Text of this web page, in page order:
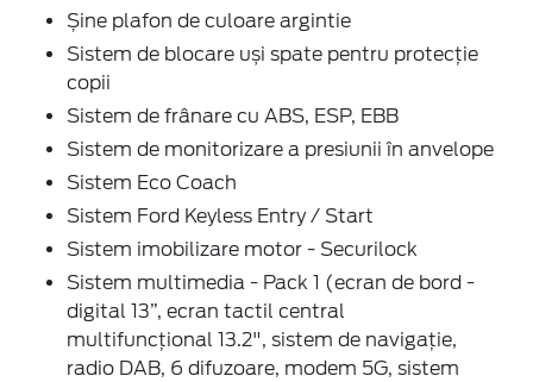
Șine plafon de culoare argintie
Sistem de blocare uși spate pentru protecție
copii
Sistem de frânare cu ABS, ESP, EBB
Sistem de monitorizare a presiunii în anvelope
Sistem Eco Coach
Sistem Ford Keyless Entry / Start
Sistem imobilizare motor - Securilock
Sistem multimedia - Pack 1 (ecran de bord -
digital 13”, ecran tactil central
multifuncțional 13.2", sistem de navigație,
radio DAB, 6 difuzoare, modem 5G, sistem